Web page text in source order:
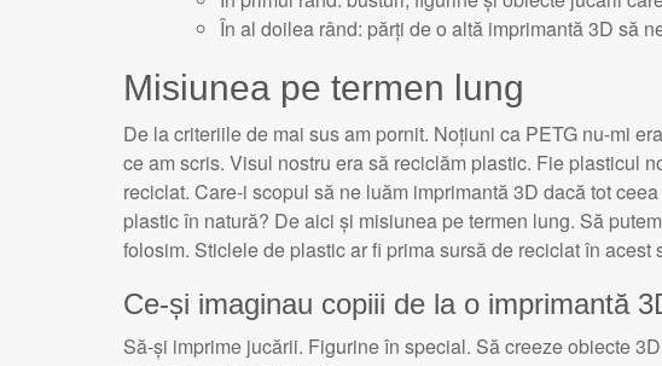
În al doilea rând: părți de o altă imprimantă 3D să
Misiunea pe termen lung
De la criteriile de mai sus am pornit. Noțiuni ca PETG nu-mi
ce am scris. Visul nostru era să reciclăm plastic. Fie plasticul
reciclat. Care-i scopul să ne luăm imprimantă 3D dacă tot
plastic în natură? De aici și misiunea pe termen lung. Să
folosim. Sticlele de plastic ar fi prima sursă de reciclat în acest
Ce-și imaginau copiii de la o imprimantă
Să-și imprime jucării. Figurine în special. Să creeze obiecte